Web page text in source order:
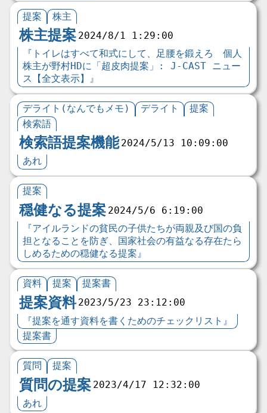
提案 株主
株主提案 2024/8/1 1:29:00
『トイレはすべて和式にして、足腰を鍛えろ 個人
株主が野村HDに「超皮肉提案」: J-CAST ニュー
ス【全文表示】』
デライト(なんでもメモ) デライト
提案
検索語
検索語提案機能 2024/5/13 10:09:00
あれ
提案
穏健なる提案 2024/5/6 6:19:00
『アイルランドの貧民の子供たちが両親及び国の負
担となることを防ぎ、国家社会の有益なる存在たら
しめるための穏健なる提案』
資料 提案 提案書
提案資料 2023/5/23 23:12:00
『提案を通す資料を書くためのチェックリスト』
提案書
質問 提案
質問の提案 2023/4/17 12:32:00
あれ